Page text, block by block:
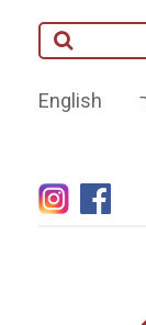
English